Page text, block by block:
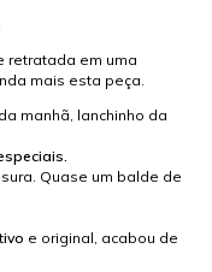
retratada em uma
mais esta peça.
manhã, lanchinho da
Quase um balde de
e original, acabou de